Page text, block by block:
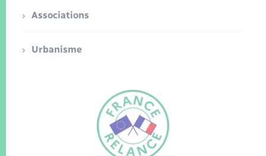
Associations
Urbanisme